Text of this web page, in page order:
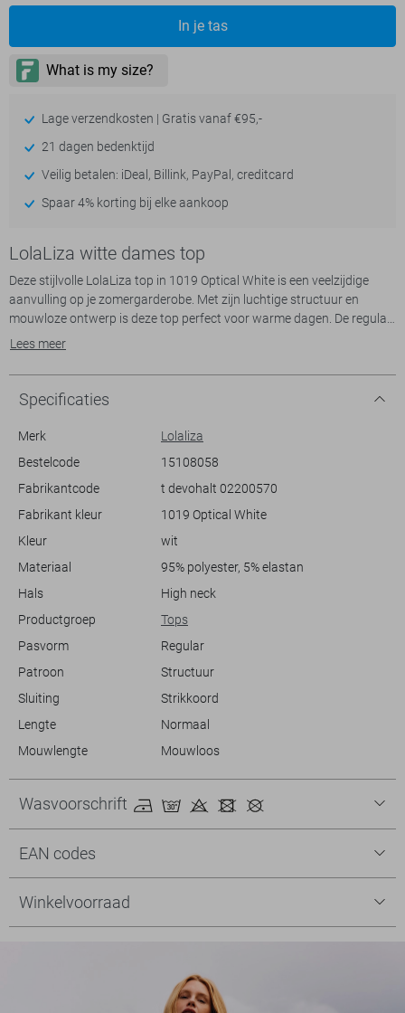
In je tas
Lage verzendkosten | Gratis vanaf €95,-
21 dagen bedenktijd
Veilig betalen: iDeal, Billink, PayPal, creditcard
Spaar 4% korting bij elke aankoop
LolaLiza witte dames top
Deze stijlvolle LolaLiza top in 1019 Optical White is een veelzijdige
aanvulling op je zomergarderobe. Met zijn luchtige structuur en
mouwloze ontwerp is deze top perfect voor warme dagen. De regular
fit zorgt voor een comfortabele pasvorm, terwijl de high neck met
van 95% polyester en 5% elastaan, biedt het een soepele en elastische
stof die voor elke gelegenheid geschikt is.
Met zijn subtiele structuur en tijdloze witte kleur, is deze LolaLiza top
gemakkelijk te combineren met verschillende outfits. Draag hem met
elegante rok voor een meer verfijnde uitstraling. De normale lengte
maakt het veelzijdig, zodat het zowel in informele als semi-formele
settings gedragen kan worden. Deze top is een ideale keuze voor een
Lees meer
Specificaties
Merk
Lolaliza
Bestelcode
15108058
Fabrikantcode
t devohalt 02200570
Fabrikant kleur
1019 Optical White
Kleur
wit
Materiaal
95% polyester, 5% elastan
Hals
High neck
Productgroep
Tops
Pasvorm
Regular
Patroon
Structuur
Sluiting
Strikkoord
Lengte
Normaal
Mouwlengte
Mouwloos
Wasvoorschrift
EAN codes
Winkelvoorraad